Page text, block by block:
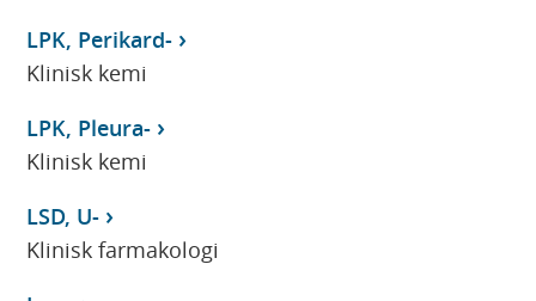
LPK, Perikard-
Klinisk kemi
LPK, Pleura-
Klinisk kemi
LSD, U-
Klinisk farmakologi